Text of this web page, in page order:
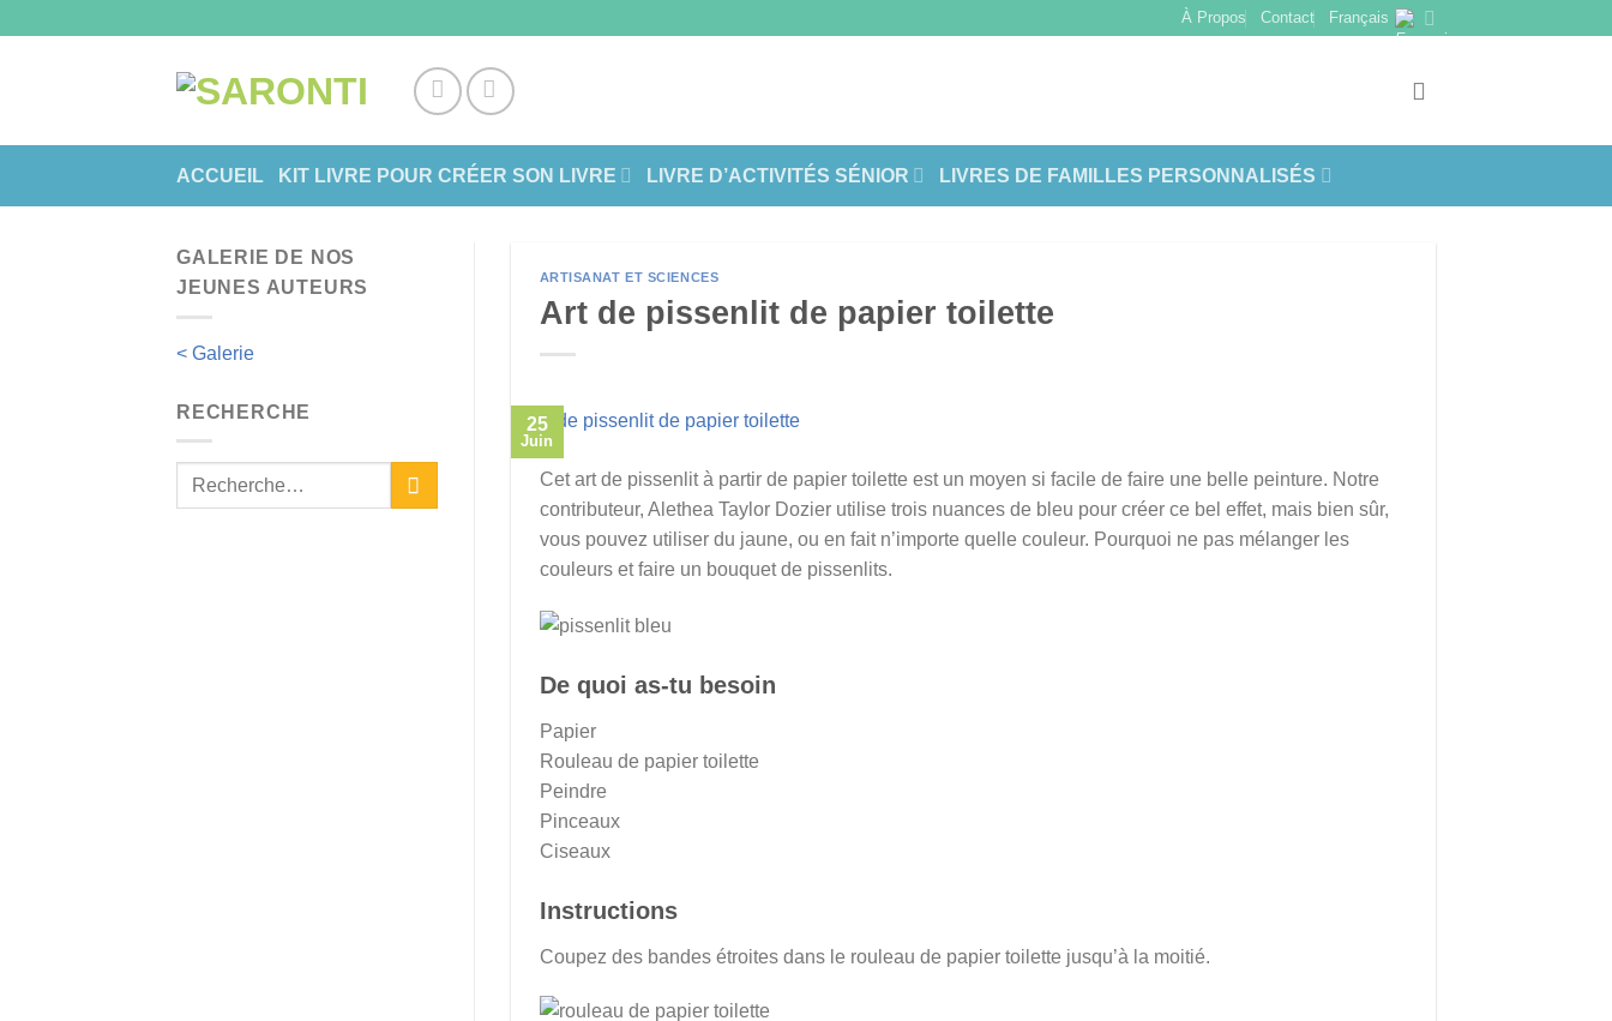
À Propos Contact Français
ACCUEIL KIT LIVRE POUR CRÉER SON LIVRE LIVRE D’ACTIVITÉS SÉNIOR LIVRES DE FAMILLES PERSONNALISÉS
GALERIE DE NOS
JEUNES AUTEURS
< Galerie
RECHERCHE
ARTISANAT ET SCIENCES
Art de pissenlit de papier toilette
25
Juin
Cet art de pissenlit à partir de papier toilette est un moyen si facile de faire une belle peinture. Notre
contributeur, Alethea Taylor Dozier utilise trois nuances de bleu pour créer ce bel effet, mais bien sûr,
vous pouvez utiliser du jaune, ou en fait n’importe quelle couleur. Pourquoi ne pas mélanger les
couleurs et faire un bouquet de pissenlits.
De quoi as-tu besoin
Papier
Rouleau de papier toilette
Peindre
Pinceaux
Ciseaux
Instructions
Coupez des bandes étroites dans le rouleau de papier toilette jusqu’à la moitié.